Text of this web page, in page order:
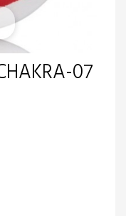
07